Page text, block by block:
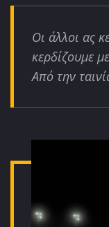
Οι άλλοι ας
κερδίζουμε
Από την